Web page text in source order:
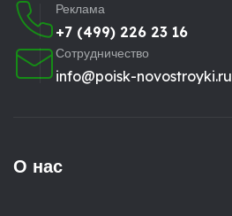
Реклама
+7 (499) 226 23 16
Сотрудничество
info@poisk-novostroyki.ru
О нас